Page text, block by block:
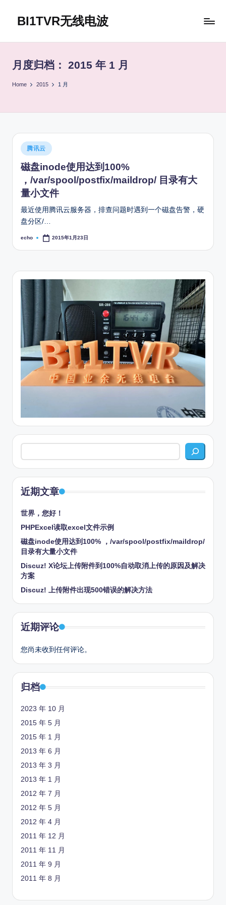
BI1TVR无线电波
月度归档： 2015 年 1 月
Home 2015 1 月
Posted
in
腾讯云
磁盘inode使用达到100%
，/var/spool/postfix/maildrop/ 目录有大
量小文件
最近使用腾讯云服务器，排查问题时遇到一个磁盘告警，硬
盘分区/…
Posted
echo 2015年1月23日
搜索
近期文章
世界，您好！
PHPExcel读取excel文件示例
磁盘inode使用达到100% ，/var/spool/postfix/maildrop/
目录有大量小文件
Discuz! X论坛上传附件到100%自动取消上传的原因及解决
方案
Discuz! 上传附件出现500错误的解决方法
近期评论
您尚未收到任何评论。
归档
2023 年 10 月
2015 年 5 月
2015 年 1 月
2013 年 6 月
2013 年 3 月
2013 年 1 月
2012 年 7 月
2012 年 5 月
2012 年 4 月
2011 年 12 月
2011 年 11 月
2011 年 9 月
2011 年 8 月